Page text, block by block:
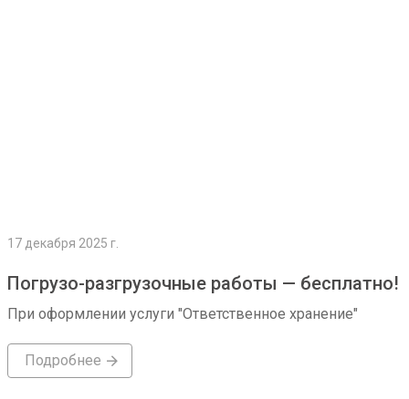
17 декабря 2025 г.
Погрузо-разгрузочные работы — бесплатно!
При оформлении услуги "Ответственное хранение"
Подробнее